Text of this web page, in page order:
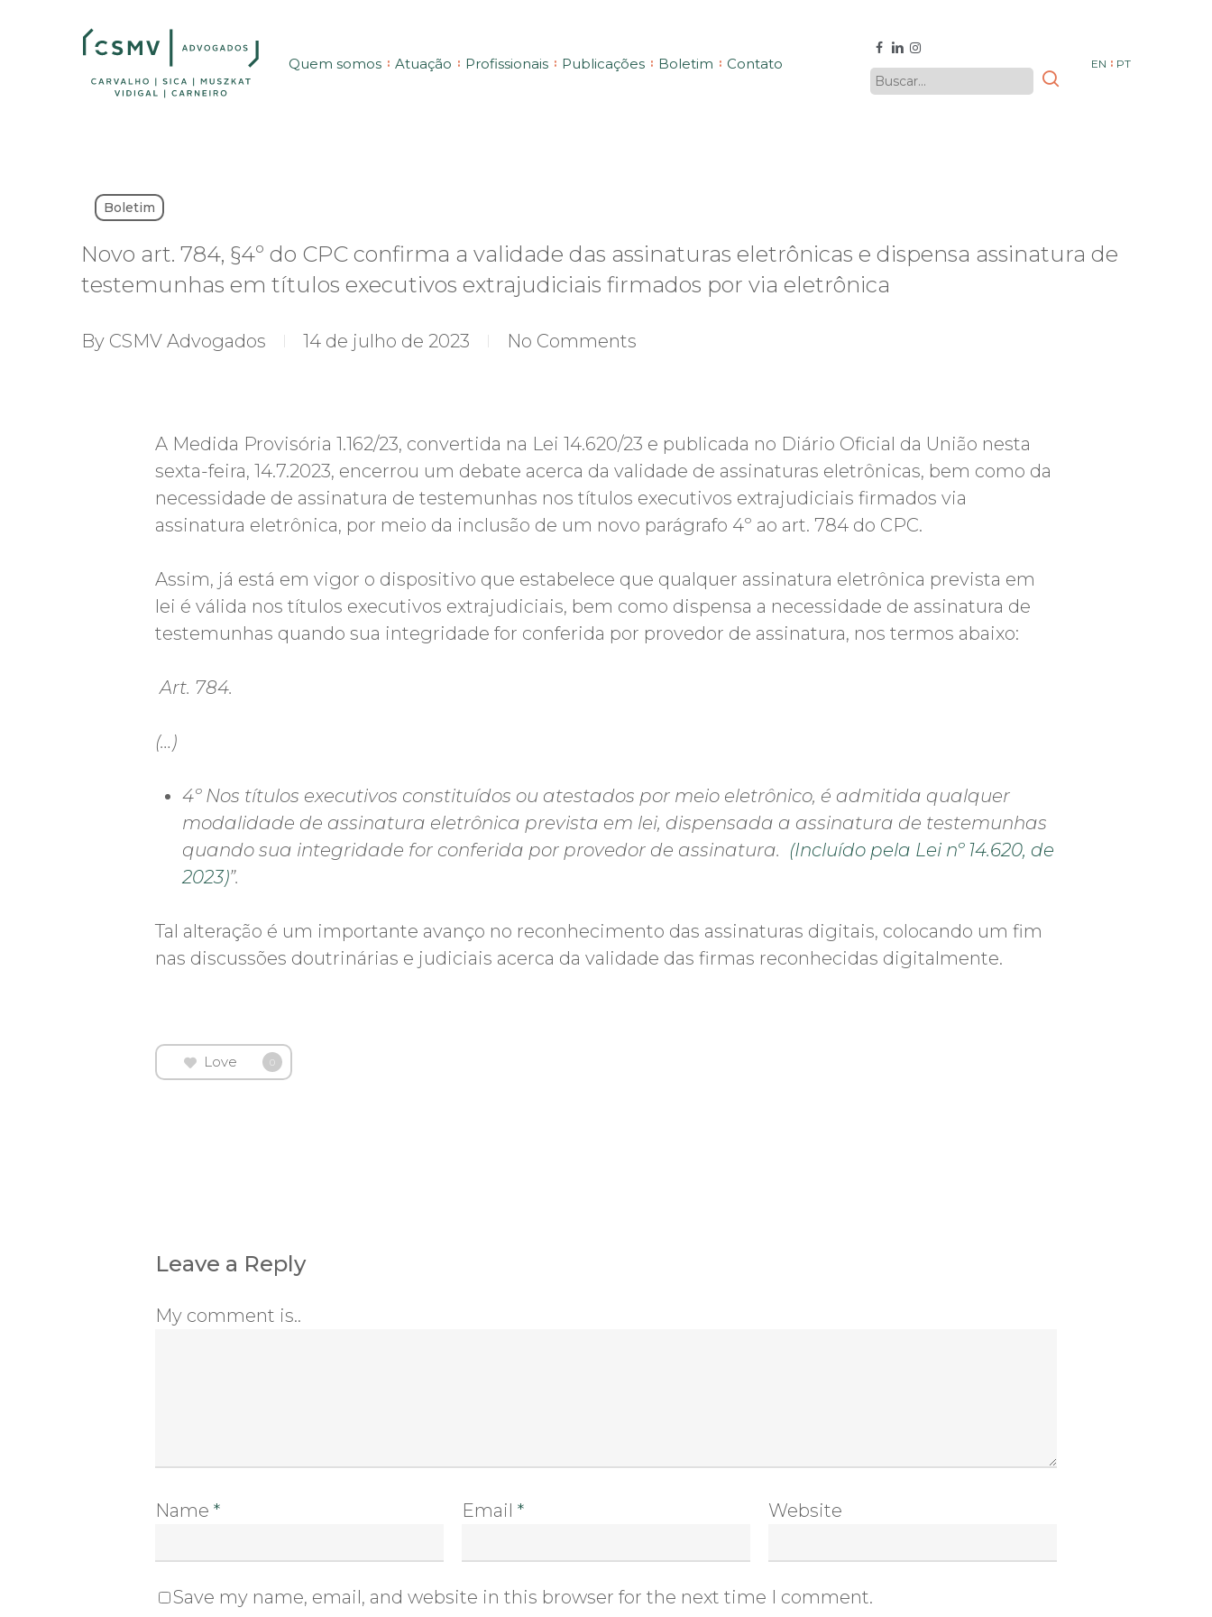
Quem somos Atuação Profissionais Publicações Boletim Contato
facebook
linkedin
instagram
EN PT
Boletim
Novo art. 784, §4º do CPC confirma a validade das assinaturas eletrônicas e dispensa assinatura de
testemunhas em títulos executivos extrajudiciais firmados por via eletrônica
By CSMV Advogados 14 de julho de 2023 No Comments
A Medida Provisória 1.162/23, convertida na Lei 14.620/23 e publicada no Diário Oficial da União nesta
sexta-feira, 14.7.2023, encerrou um debate acerca da validade de assinaturas eletrônicas, bem como da
necessidade de assinatura de testemunhas nos títulos executivos extrajudiciais firmados via
assinatura eletrônica, por meio da inclusão de um novo parágrafo 4º ao art. 784 do CPC.
Assim, já está em vigor o dispositivo que estabelece que qualquer assinatura eletrônica prevista em
lei é válida nos títulos executivos extrajudiciais, bem como dispensa a necessidade de assinatura de
testemunhas quando sua integridade for conferida por provedor de assinatura, nos termos abaixo:
Art. 784.
(…)
4º Nos títulos executivos constituídos ou atestados por meio eletrônico, é admitida qualquer
modalidade de assinatura eletrônica prevista em lei, dispensada a assinatura de testemunhas
quando sua integridade for conferida por provedor de assinatura. (Incluído pela Lei nº 14.620, de
2023)”.
Tal alteração é um importante avanço no reconhecimento das assinaturas digitais, colocando um fim
nas discussões doutrinárias e judiciais acerca da validade das firmas reconhecidas digitalmente.
Love 0
Leave a Reply
My comment is..
Name * Email * Website
Save my name, email, and website in this browser for the next time I comment.